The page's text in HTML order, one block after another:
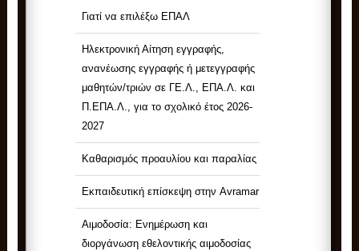
Γιατί να επιλέξω ΕΠΑΛ
Ηλεκτρονική Αίτηση εγγραφής,
ανανέωσης εγγραφής ή μετεγγραφής
μαθητών/τριών σε ΓΕ.Λ., ΕΠΑ.Λ. και
Π.ΕΠΑ.Λ., για το σχολικό έτος 2026-
2027
Καθαρισμός προαυλίου και παραλίας
Εκπαιδευτική επίσκεψη στην Avramar
Αιμοδοσία: Ενημέρωση και
διοργάνωση εθελοντικής αιμοδοσίας